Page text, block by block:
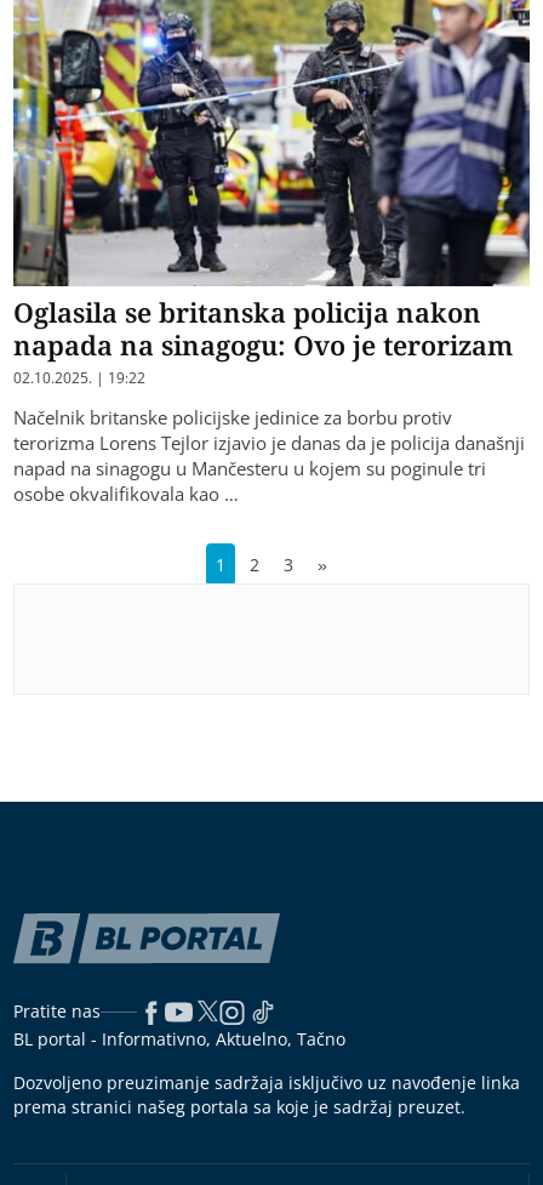
Oglasila se britanska policija nakon
napada na sinagogu: Ovo je terorizam
02.10.2025. | 19:22
Načelnik britanske policijske jedinice za borbu protiv
terorizma Lorens Tejlor izjavio je danas da je policija današnji
napad na sinagogu u Mančesteru u kojem su poginule tri
osobe okvalifikovala kao …
1 2 3 »
Pratite nas
BL portal - Informativno, Aktuelno, Tačno
Dozvoljeno preuzimanje sadržaja isključivo uz navođenje linka
prema stranici našeg portala sa koje je sadržaj preuzet.